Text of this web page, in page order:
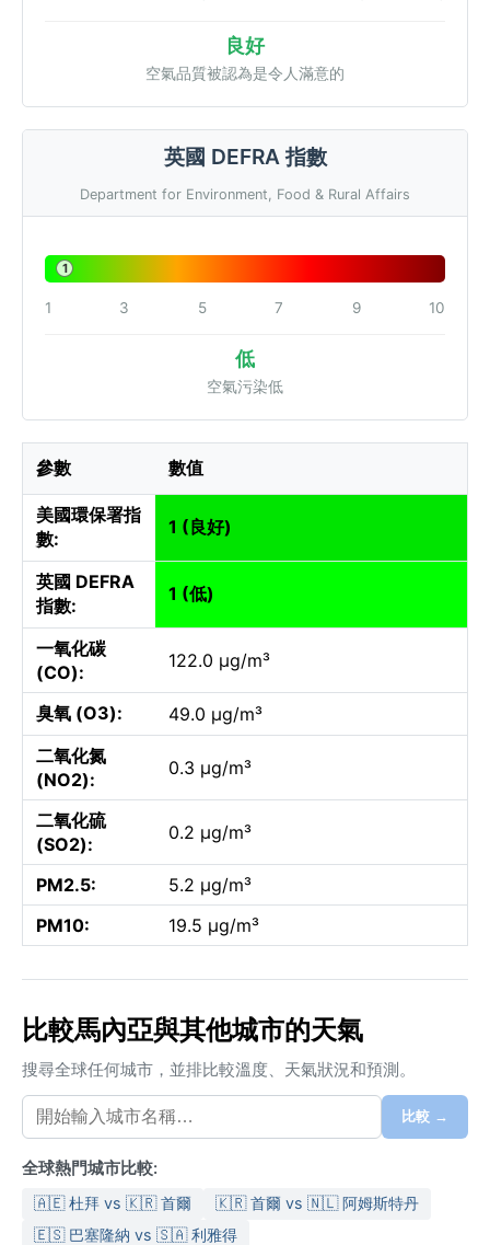
良好
空氣品質被認為是令人滿意的
英國 DEFRA 指數
Department for Environment, Food & Rural Affairs
1
1 3 5 7 9 10
低
空氣污染低
參數 數值
美國環保署指
數:
1 (良好)
英國 DEFRA
指數:
1 (低)
一氧化碳
(CO):
122.0 µg/m³
臭氧 (O3):
49.0 µg/m³
二氧化氮
(NO2):
0.3 µg/m³
二氧化硫
(SO2):
0.2 µg/m³
PM2.5:
5.2 µg/m³
PM10:
19.5 µg/m³
比較馬內亞與其他城市的天氣
搜尋全球任何城市，並排比較溫度、天氣狀況和預測。
比較 →
全球熱門城市比較:
🇦🇪 杜拜 vs 🇰🇷 首爾
🇰🇷 首爾 vs 🇳🇱 阿姆斯特丹
🇪🇸 巴塞隆納 vs 🇸🇦 利雅得